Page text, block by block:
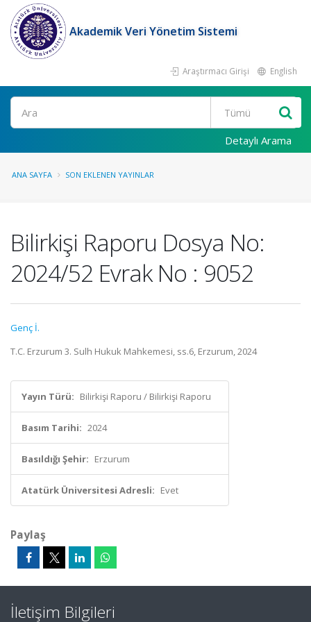
Akademik Veri Yönetim Sistemi
Araştırmacı Girişi English
Ara
Detaylı Arama
ANA SAYFA SON EKLENEN YAYINLAR
Bilirkişi Raporu Dosya No:
2024/52 Evrak No : 9052
Genç İ.
T.C. Erzurum 3. Sulh Hukuk Mahkemesi, ss.6, Erzurum, 2024
Yayın Türü: Bilirkişi Raporu / Bilirkişi Raporu
Basım Tarihi: 2024
Basıldığı Şehir: Erzurum
Atatürk Üniversitesi Adresli: Evet
Paylaş
İletişim Bilgileri